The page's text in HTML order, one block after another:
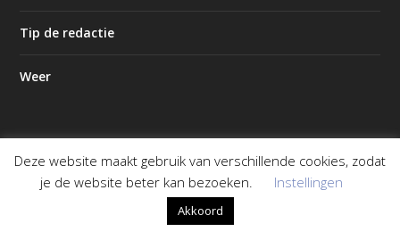
Tip de redactie
Weer
Ontworpen doorElegant Themes | Mogelijk gemaakt door
WordPress
Deze website maakt gebruik van verschillende cookies, zodat
je de website beter kan bezoeken.
Instellingen
Akkoord